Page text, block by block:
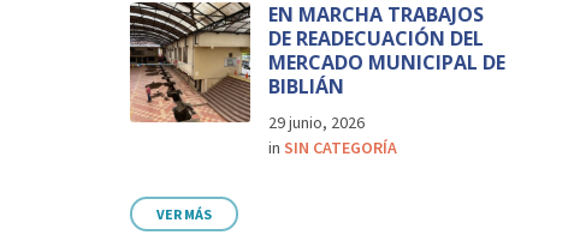
EN MARCHA TRABAJOS
DE READECUACIÓN DEL
MERCADO MUNICIPAL DE
BIBLIÁN
29 junio, 2026
inSIN CATEGORÍA
VER MÁS